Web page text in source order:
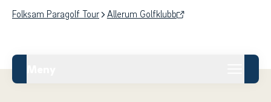
Folksam Paragolf Tour Allerum Golfklubb